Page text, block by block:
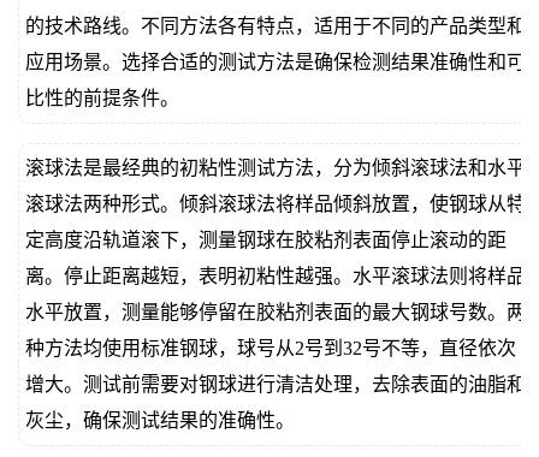
的技术路线。不同方法各有特点，适用于不同的产品类型和
应用场景。选择合适的测试方法是确保检测结果准确性和可
比性的前提条件。
滚球法是最经典的初粘性测试方法，分为倾斜滚球法和水平
滚球法两种形式。倾斜滚球法将样品倾斜放置，使钢球从特
定高度沿轨道滚下，测量钢球在胶粘剂表面停止滚动的距
离。停止距离越短，表明初粘性越强。水平滚球法则将样品
水平放置，测量能够停留在胶粘剂表面的最大钢球号数。两
种方法均使用标准钢球，球号从2号到32号不等，直径依次
增大。测试前需要对钢球进行清洁处理，去除表面的油脂和
灰尘，确保测试结果的准确性。